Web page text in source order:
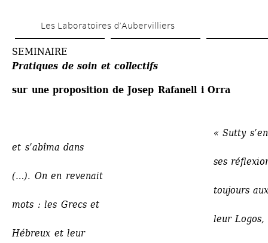
au
principal
Les Laboratoires d’Aubervilliers
SEMINAIRE
Pratiques de soin et collectifs
sur une proposition de Josep Rafanell i Orra
« Sutty
et s’abîma dans
ses
(…). On en revenait
toujours
mots : les Grecs et
leur Logos,
Hébreux et leur